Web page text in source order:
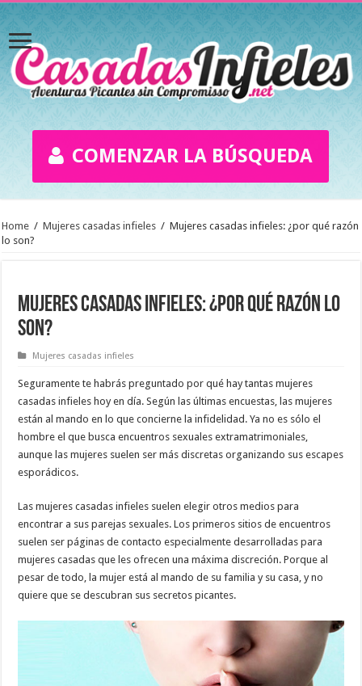
COMENZAR LA BÚSQUEDA
Home / Mujeres casadas infieles / Mujeres casadas infieles: ¿por qué razón
lo son?
Mujeres casadas infieles: ¿por qué razón lo
son?
Mujeres casadas infieles
Seguramente te habrás preguntado por qué hay tantas mujeres
casadas infieles hoy en día. Según las últimas encuestas, las mujeres
están al mando en lo que concierne la infidelidad. Ya no es sólo el
hombre el que busca encuentros sexuales extramatrimoniales,
aunque las mujeres suelen ser más discretas organizando sus escapes
esporádicos.
Las mujeres casadas infieles suelen elegir otros medios para
encontrar a sus parejas sexuales. Los primeros sitios de encuentros
suelen ser páginas de contacto especialmente desarrolladas para
mujeres casadas que les ofrecen una máxima discreción. Porque al
pesar de todo, la mujer está al mando de su familia y su casa, y no
quiere que se descubran sus secretos picantes.